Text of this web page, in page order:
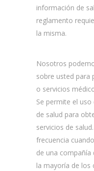
información de
reglamento
la misma.
Nosotros
sobre usted para
o servicios
Se permite el
de salud para
servicios de
frecuencia
de una compañía
la mayoría de los